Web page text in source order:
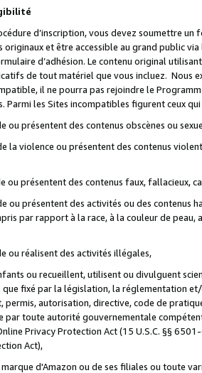
d’inscription, vous devez soumettre
originaux et être accessible au grand public
d’adhésion. Le contenu original
de tout matériel que vous incluez. Nous
il ne pourra pas rejoindre le
Parmi les Sites incompatibles figurent ceux
ou présentent des contenus obscènes ou
la violence ou présentent des contenus
ou présentent des contenus faux, fallacieux,
ou présentent des activités ou des contenus
par rapport à la race, à la couleur de
ou réalisent des activités illégales,
ou recueillent, utilisent ou divulguent
fixé par la législation, la réglementation
permis, autorisation, directive, code de
par toute autorité gouvernementale
Privacy Protection Act (15 U.S.C. §§
Act),
d'Amazon ou de ses filiales ou toute